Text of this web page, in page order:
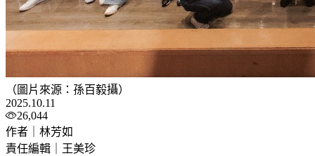
（圖片來源：孫百毅攝）
2025.10.11
26,044
作者｜林芳如
責任編輯｜王美珍